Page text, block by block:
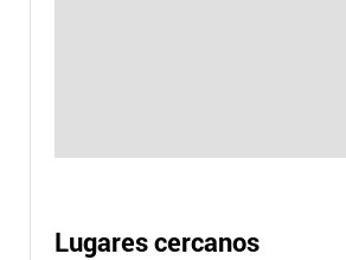
Lugares cercanos